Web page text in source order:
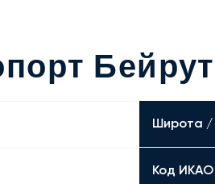
Широта /
Код ИКАО